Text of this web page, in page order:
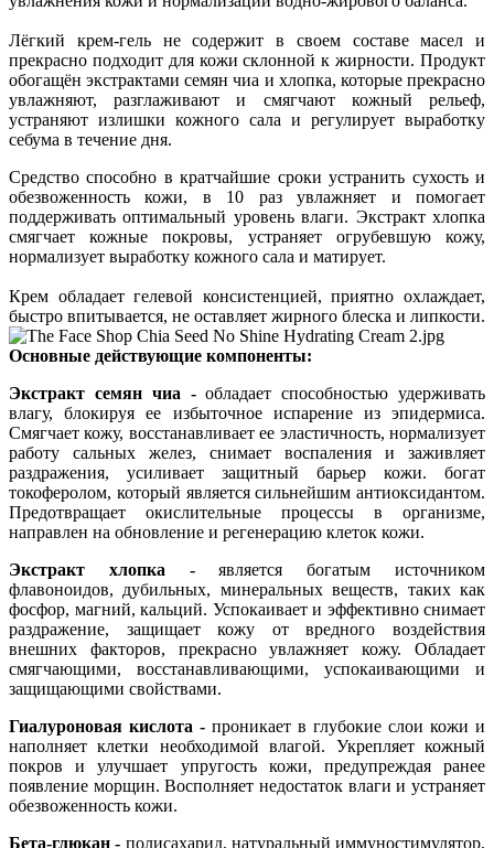
Лёгкий крем-гель не содержит в своем составе масел и
прекрасно подходит для кожи склонной к жирности. Продукт
обогащён экстрактами семян чиа и хлопка, которые прекрасно
увлажняют, разглаживают и смягчают кожный рельеф,
устраняют излишки кожного сала и регулирует выработку
себума в течение дня.
Средство способно в кратчайшие сроки устранить сухость и
обезвоженность кожи, в 10 раз увлажняет и помогает
поддерживать оптимальный уровень влаги. Экстракт хлопка
смягчает кожные покровы, устраняет огрубевшую кожу,
нормализует выработку кожного сала и матирует.
Крем обладает гелевой консистенцией, приятно охлаждает,
быстро впитывается, не оставляет жирного блеска и липкости.
Основные действующие компоненты:
Экстракт семян чиа -обладает способностью удерживать
влагу, блокируя ее избыточное испарение из эпидермиса.
Смягчает кожу, восстанавливает ее эластичность, нормализует
работу сальных желез, снимает воспаления и заживляет
раздражения, усиливает защитный барьер кожи. богат
токоферолом, который является сильнейшим антиоксидантом.
Предотвращает окислительные процессы в организме,
направлен на обновление и регенерацию клеток кожи.
Экстракт хлопка -является богатым источником
флавоноидов, дубильных, минеральных веществ, таких как
фосфор, магний, кальций. Успокаивает и эффективно снимает
раздражение, защищает кожу от вредного воздействия
внешних факторов, прекрасно увлажняет кожу. Обладает
смягчающими, восстанавливающими, успокаивающими и
защищающими свойствами.
Гиалуроновая кислота - проникает в глубокие слои кожи и
наполняет клетки необходимой влагой. Укрепляет кожный
покров и улучшает упругость кожи, предупреждая ранее
появление морщин. Восполняет недостаток влаги и устраняет
обезвоженность кожи.
Бета-глюкан - полисахарид, натуральный иммуностимулятор,